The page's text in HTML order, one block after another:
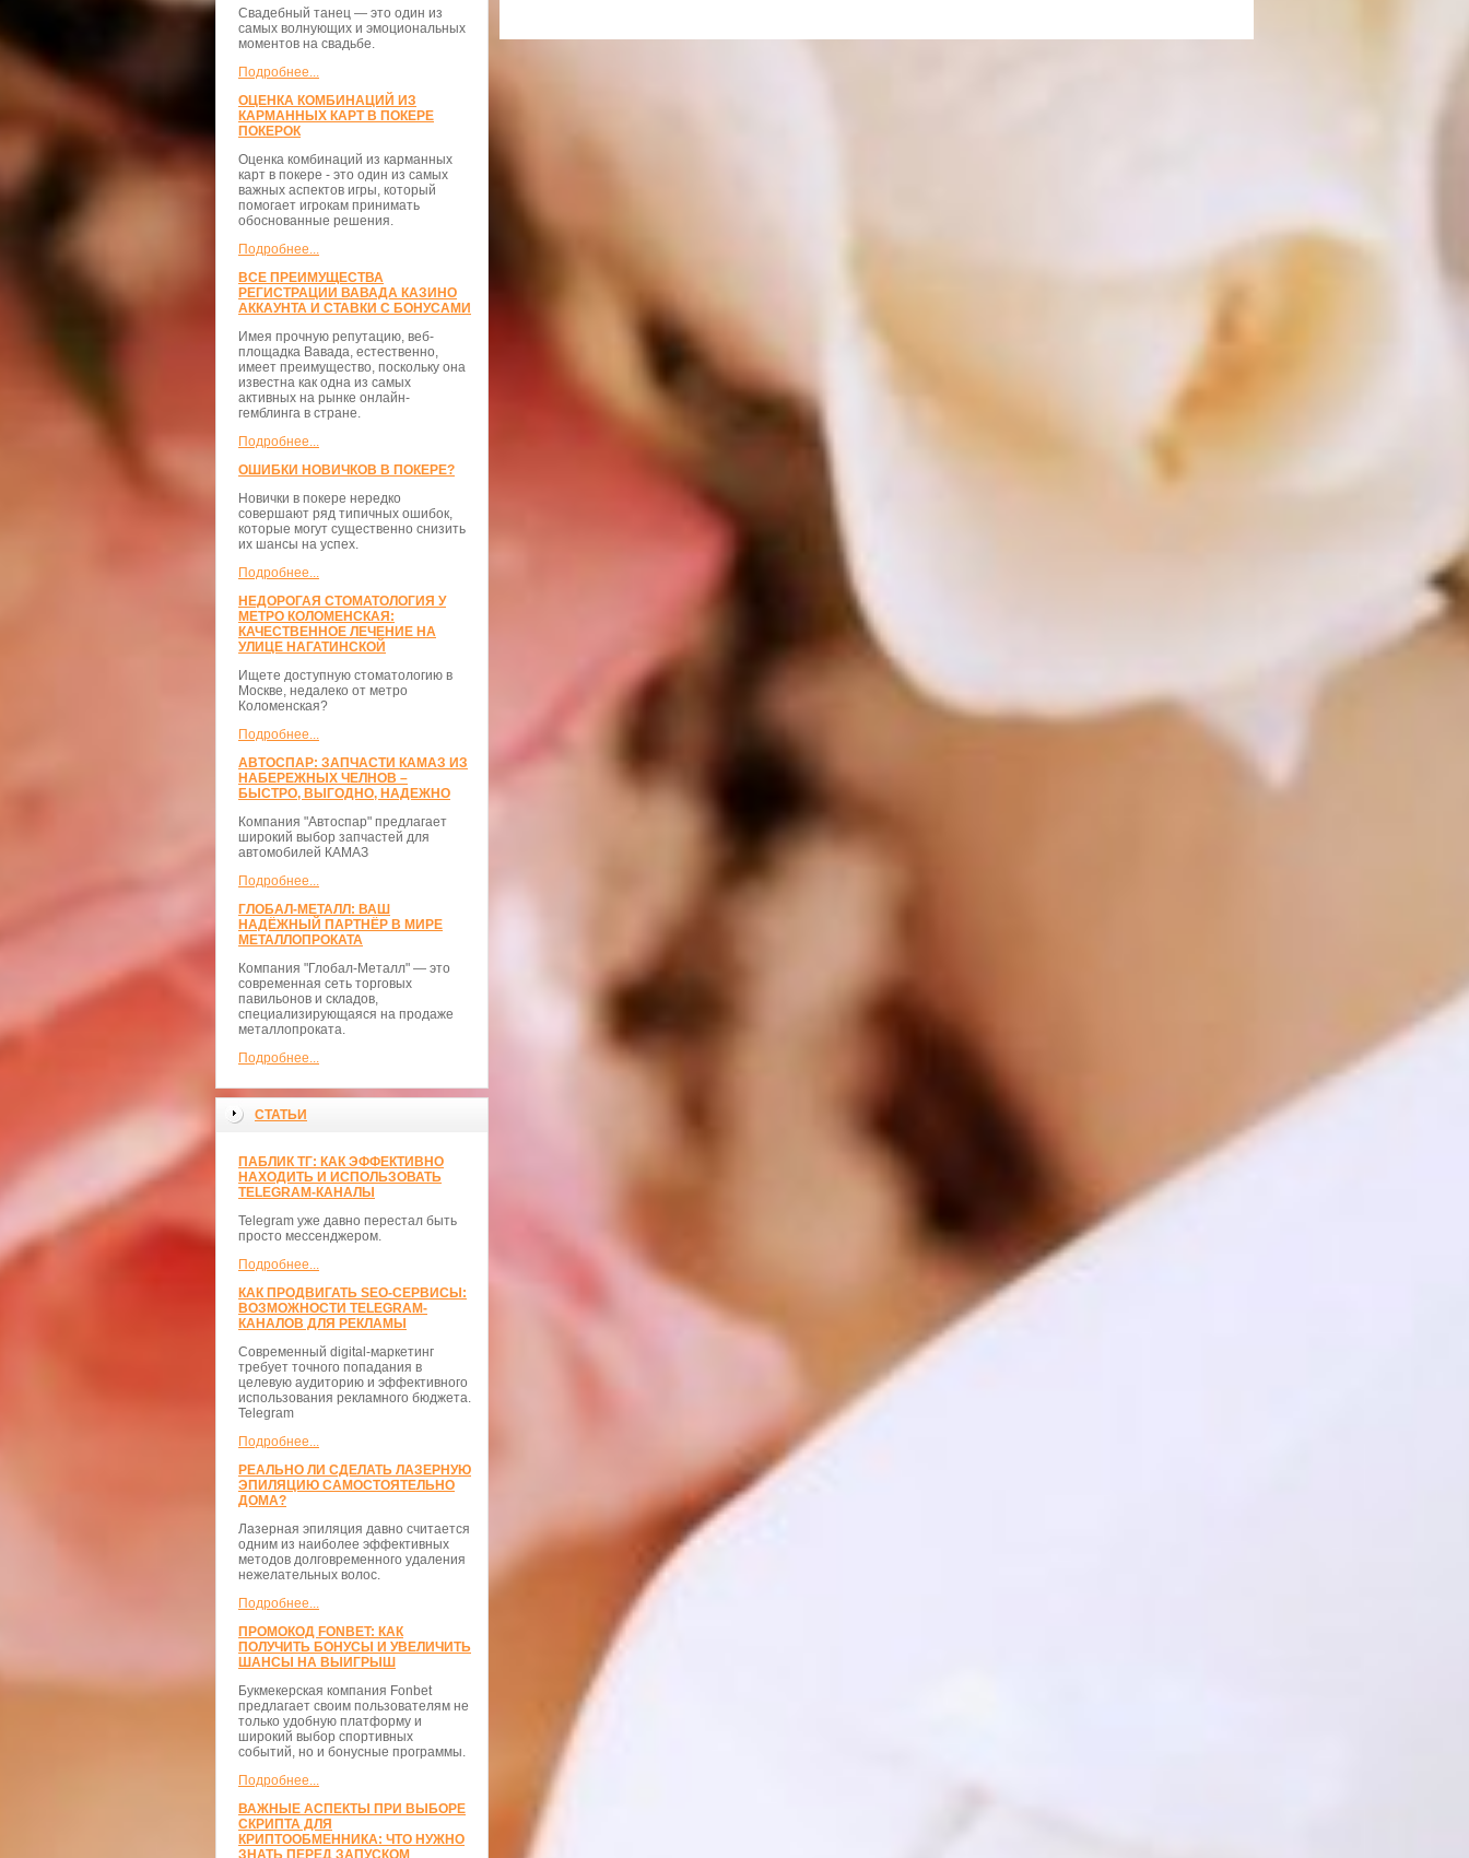
Свадебный танец — это один из
самых волнующих и эмоциональных
моментов на свадьбе.
Подробнее...
ОЦЕНКА КОМБИНАЦИЙ ИЗ
КАРМАННЫХ КАРТ В ПОКЕРЕ
ПОКЕРОК
Оценка комбинаций из карманных
карт в покере - это один из самых
важных аспектов игры, который
помогает игрокам принимать
обоснованные решения.
Подробнее...
ВСЕ ПРЕИМУЩЕСТВА
РЕГИСТРАЦИИ ВАВАДА КАЗИНО
АККАУНТА И СТАВКИ С БОНУСАМИ
Имея прочную репутацию, веб-
площадка Вавада, естественно,
имеет преимущество, поскольку она
известна как одна из самых
активных на рынке онлайн-
гемблинга в стране.
Подробнее...
ОШИБКИ НОВИЧКОВ В ПОКЕРЕ?
Новички в покере нередко
совершают ряд типичных ошибок,
которые могут существенно снизить
их шансы на успех.
Подробнее...
НЕДОРОГАЯ СТОМАТОЛОГИЯ У
МЕТРО КОЛОМЕНСКАЯ:
КАЧЕСТВЕННОЕ ЛЕЧЕНИЕ НА
УЛИЦЕ НАГАТИНСКОЙ
Ищете доступную стоматологию в
Москве, недалеко от метро
Коломенская?
Подробнее...
АВТОСПАР: ЗАПЧАСТИ КАМАЗ ИЗ
НАБЕРЕЖНЫХ ЧЕЛНОВ –
БЫСТРО, ВЫГОДНО, НАДЕЖНО
Компания "Автоспар" предлагает
широкий выбор запчастей для
автомобилей КАМАЗ
Подробнее...
ГЛОБАЛ-МЕТАЛЛ: ВАШ
НАДЁЖНЫЙ ПАРТНЁР В МИРЕ
МЕТАЛЛОПРОКАТА
Компания "Глобал-Металл" — это
современная сеть торговых
павильонов и складов,
специализирующаяся на продаже
металлопроката.
Подробнее...
СТАТЬИ
ПАБЛИК ТГ: КАК ЭФФЕКТИВНО
НАХОДИТЬ И ИСПОЛЬЗОВАТЬ
TELEGRAM-КАНАЛЫ
Telegram уже давно перестал быть
просто мессенджером.
Подробнее...
КАК ПРОДВИГАТЬ SEO-СЕРВИСЫ:
ВОЗМОЖНОСТИ TELEGRAM-
КАНАЛОВ ДЛЯ РЕКЛАМЫ
Современный digital-маркетинг
требует точного попадания в
целевую аудиторию и эффективного
использования рекламного бюджета.
Telegram
Подробнее...
РЕАЛЬНО ЛИ СДЕЛАТЬ ЛАЗЕРНУЮ
ЭПИЛЯЦИЮ САМОСТОЯТЕЛЬНО
ДОМА?
Лазерная эпиляция давно считается
одним из наиболее эффективных
методов долговременного удаления
нежелательных волос.
Подробнее...
ПРОМОКОД FONBET: КАК
ПОЛУЧИТЬ БОНУСЫ И УВЕЛИЧИТЬ
ШАНСЫ НА ВЫИГРЫШ
Букмекерская компания Fonbet
предлагает своим пользователям не
только удобную платформу и
широкий выбор спортивных
событий, но и бонусные программы.
Подробнее...
ВАЖНЫЕ АСПЕКТЫ ПРИ ВЫБОРЕ
СКРИПТА ДЛЯ
КРИПТООБМЕННИКА: ЧТО НУЖНО
ЗНАТЬ ПЕРЕД ЗАПУСКОМ